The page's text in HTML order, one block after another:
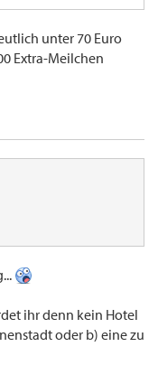
unter 70 Euro
Extra-Meilchen
ihr denn kein Hotel
oder b) eine zu